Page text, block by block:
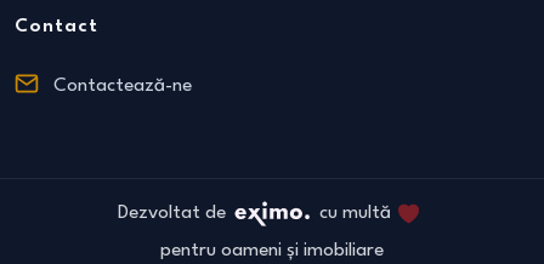
Contact
Contactează-ne
Dezvoltat de
cu multă
pentru oameni și imobiliare